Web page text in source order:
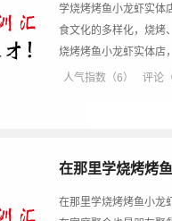
学烧烤烤鱼小龙虾实体
食文化的多样化，烧烤
烧烤烤鱼小龙虾实体店
人气指数（6） 评论
在那里学烧烤烤鱼
在那里学烧烤烤鱼小龙